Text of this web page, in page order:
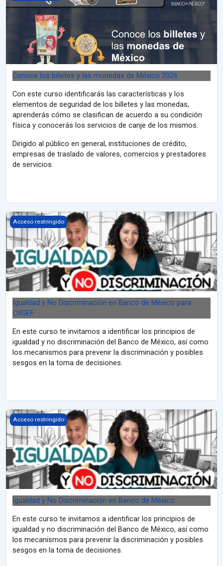
Conoce los billetes y las monedas de México 2026
Con este curso identificarás las características y los
elementos de seguridad de los billetes y las monedas,
aprenderás cómo se clasifican de acuerdo a su condición
física y conocerás los servicios de canje de los mismos.
Dirigido al público en general, instituciones de crédito,
empresas de traslado de valores, comercios y prestadores
de servicios.
Igualdad y No Discriminación en Banco de México para CIIGEF
Acceso restringido
Igualdad y No Discriminación en Banco de México para
CIIGEF
En este curso te invitamos a identificar los principios de
igualdad y no discriminación del Banco de México, así como
los mecanismos para prevenir la discriminación y posibles
sesgos en la toma de decisiones.
Igualdad y No Discriminación en Banco de México
Acceso restringido
Igualdad y No Discriminación en Banco de México
En este curso te invitamos a identificar los principios de
igualdad y no discriminación del Banco de México, así como
los mecanismos para prevenir la discriminación y posibles
sesgos en la toma de decisiones.